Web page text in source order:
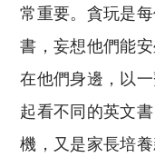
常重要。貪玩是
書，妄想他們能
在他們身邊，以
起看不同的英文
機，又是家長培